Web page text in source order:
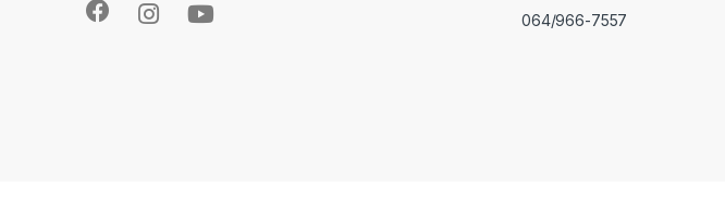
064/966-7557